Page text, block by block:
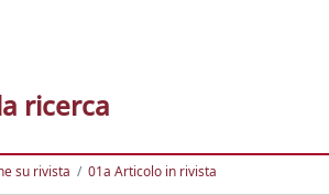
ricerca
su rivista 01a Articolo in rivista